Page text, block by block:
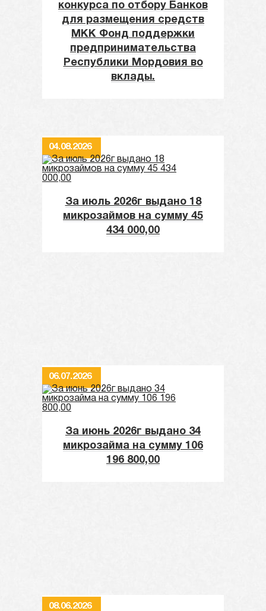
конкурса по отбору Банков
для размещения средств
МКК Фонд поддержки
предпринимательства
Республики Мордовия во
вклады.
За июль 2026г выдано 18
микрозаймов на сумму 45
434 000,00
04.08.2026
За июнь 2026г выдано 34
микрозайма на сумму 106
196 800,00
06.07.2026
08.06.2026